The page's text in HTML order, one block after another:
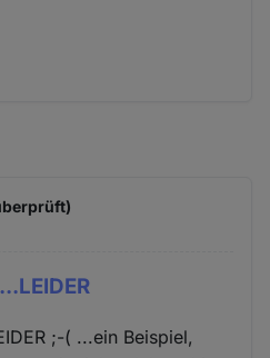
;-( ...ein Beispiel,